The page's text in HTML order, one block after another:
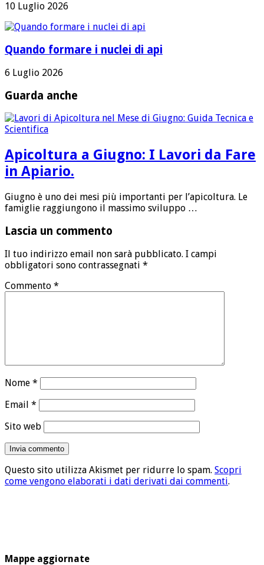
10 Luglio 2026
Quando formare i nuclei di api
6 Luglio 2026
Guarda anche
Apicoltura a Giugno: I Lavori da Fare
in Apiario.
Giugno è uno dei mesi più importanti per l’apicoltura. Le
famiglie raggiungono il massimo sviluppo …
Lascia un commento
Il tuo indirizzo email non sarà pubblicato. I campi
obbligatori sono contrassegnati *
Commento *
Nome *
Email *
Sito web
Questo sito utilizza Akismet per ridurre lo spam. Scopri
come vengono elaborati i dati derivati dai commenti.
Mappe aggiornate